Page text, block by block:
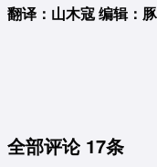
翻译：山木寇 编辑：
全部评论 17条